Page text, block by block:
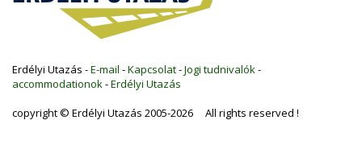
Erdélyi Utazás -E-mail -Kapcsolat-Jogi tudnivalók-
accommodationok-Erdélyi Utazás
copyright © Erdélyi Utazás 2005-2026 All rights reserved !